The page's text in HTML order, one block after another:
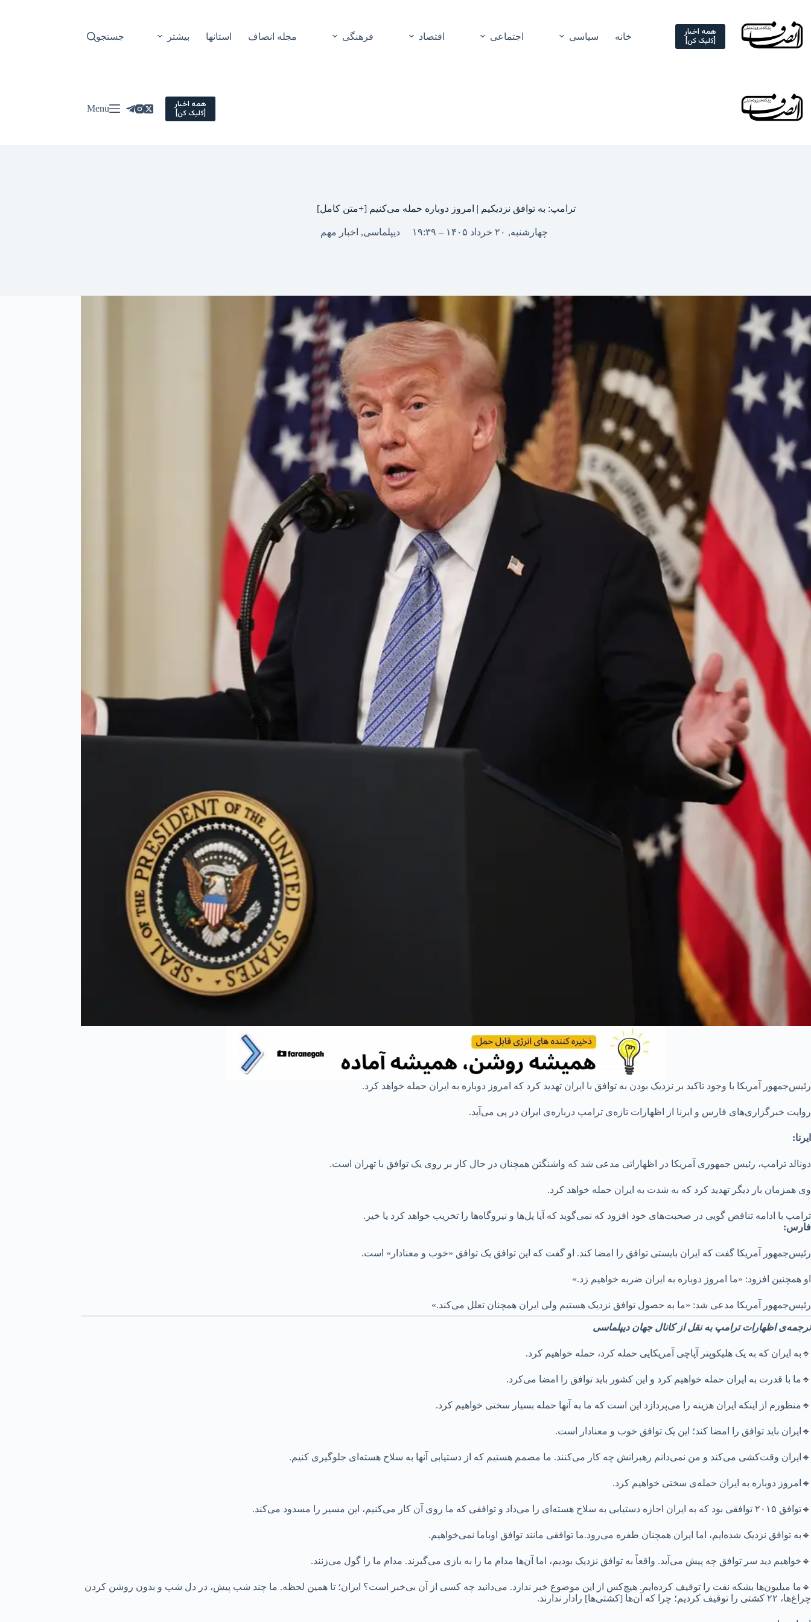
content
همه اخبار
[کلیک کن] خانه سیاسی اجتماعی اقتصاد فرهنگی مجله انصاف استانها بیشتر جستجو
همه اخبار
[کلیک کن] Menu
ترامپ: به توافق نزدیکیم | امروز دوباره حمله می‌کنیم [+متن کامل]
چهارشنبه, ۲۰ خرداد ۱۴۰۵ – ۱۹:۳۹ دیپلماسی, اخبار مهم
رئیس‌جمهور آمریکا با وجود تاکید بر نزدیک بودن به توافق با ایران تهدید کرد که امروز دوباره به ایران حمله خواهد کرد.
روایت خبرگزاری‌های فارس و ایرنا از اظهارات تازه‌ی ترامپ درباره‌ی ایران در پی‌ می‌آید.
ایرنا:
دونالد ترامپ، رئیس جمهوری آمریکا در اظهاراتی مدعی شد که واشنگتن همچنان در حال کار بر روی یک توافق با تهران است.
وی همزمان بار دیگر تهدید کرد که به شدت به ایران حمله خواهد کرد.
ترامپ با ادامه تناقض گویی در صحبت‌های خود افزود که نمی‌گوید که آیا پل‌ها و نیروگاه‌ها را تخریب خواهد کرد یا خیر.
فارس:
رئیس‌جمهور آمریکا گفت که ایران بایستی توافق را امضا کند. او گفت که این توافق یک توافق «خوب و معنادار» است.
او همچنین افزود: «ما امروز دوباره به ایران ضربه خواهیم زد.»
رئیس‌جمهور آمریکا مدعی شد: «ما به حصول توافق نزدیک هستیم ولی ایران همچنان تعلل می‌کند.»
ترجمه‌ی اظهارات ترامپ به نقل از کانال جهان دیپلماسی
🔹به ایران که به یک هلیکوپتر آپاچی آمریکایی حمله کرد، حمله خواهیم کرد.
🔹ما با قدرت به ایران حمله خواهیم کرد و این کشور باید توافق را امضا می‌کرد.
🔹منظورم از اینکه ایران هزینه را می‌پردازد این است که ما به آنها حمله بسیار سختی خواهیم کرد.
🔹ایران باید توافق را امضا کند؛ این یک توافق خوب و معنادار است.
🔹ایران وقت‌کشی می‌کند و من نمی‌دانم رهبرانش چه کار می‌کنند. ما مصمم هستیم که از دستیابی آنها به سلاح هسته‌ای جلوگیری کنیم.
🔹امروز دوباره به ایران حمله‌ی سختی خواهیم کرد.
🔹توافق ۲۰۱۵ توافقی بود که به ایران اجازه دستیابی به سلاح هسته‌ای را می‌داد و توافقی که ما روی آن کار می‌کنیم، این مسیر را مسدود می‌کند.
🔹به توافق نزدیک شده‌ایم، اما ایران همچنان طفره می‌رود.ما توافقی مانند توافق اوباما نمی‌خواهیم.
🔹خواهیم دید سر توافق چه پیش می‌آید. واقعاً به توافق نزدیک بودیم، اما آن‌ها مدام ما را به بازی می‌گیرند. مدام ما را گول می‌زنند.
🔹ما میلیون‌ها بشکه نفت را توقیف کرده‌ایم. هیچ‌کس از این موضوع خبر ندارد. می‌دانید چه کسی از آن بی‌خبر است؟ ایران؛ تا همین لحظه. ما چند شب پیش، در دل شب و بدون روشن کردن
چراغ‌ها، ۲۲ کشتی را توقیف کردیم؛ چرا که آن‌ها [کشتی‌ها] رادار ندارند.